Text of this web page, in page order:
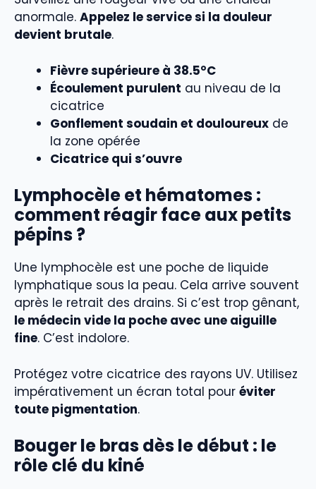
anormale. Appelez le service si la douleur
devient brutale.
Fièvre supérieure à 38.5°C
Écoulement purulent au niveau de la
cicatrice
Gonflement soudain et douloureux de
la zone opérée
Cicatrice qui s’ouvre
Lymphocèle et hématomes :
comment réagir face aux petits
pépins ?
Une lymphocèle est une poche de liquide
lymphatique sous la peau. Cela arrive souvent
après le retrait des drains. Si c’est trop gênant,
le médecin vide la poche avec une aiguille
fine. C’est indolore.
Protégez votre cicatrice des rayons UV. Utilisez
impérativement un écran total pour éviter
toute pigmentation.
Bouger le bras dès le début : le
rôle clé du kiné